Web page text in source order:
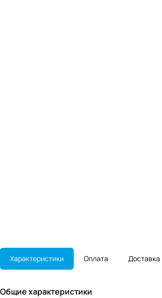
Характеристики Оплата Доставка
Общие характеристики